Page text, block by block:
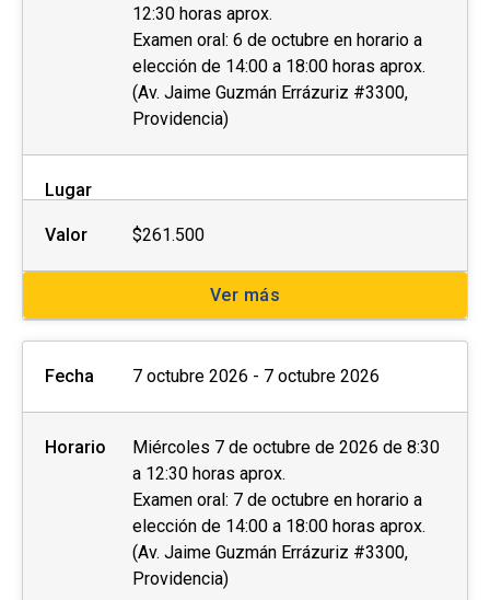
12:30 horas aprox.
Examen oral: 6 de octubre en horario a
elección de 14:00 a 18:00 horas aprox.
(Av. Jaime Guzmán Errázuriz #3300,
Providencia)
Lugar
Valor $261.500
Ver más
Fecha 7 octubre 2026 - 7 octubre 2026
Horario
Miércoles 7 de octubre de 2026 de 8:30
a 12:30 horas aprox.
Examen oral: 7 de octubre en horario a
elección de 14:00 a 18:00 horas aprox.
(Av. Jaime Guzmán Errázuriz #3300,
Providencia)